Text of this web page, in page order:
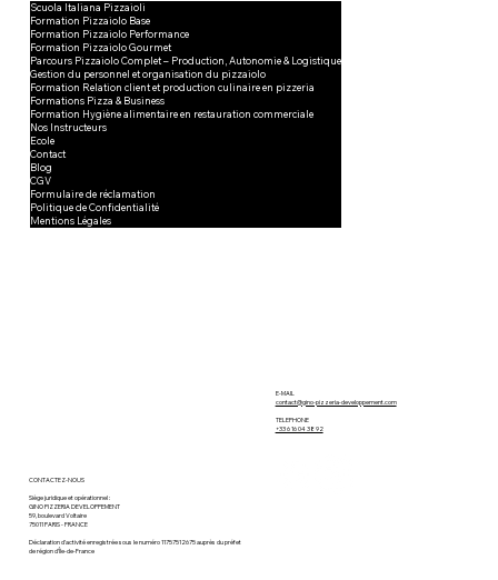
que nous pratiquons depuis
plusieurs années
CONTACTEZ-NOUS
Siège juridique et opérationnel :
GINO PIZZERIA DEVELOPPEMENT
59, boulevard Voltaire
75011 PARIS - FRANCE
Déclaration d’activité enregistrée sous le numéro 11757512675 auprès du préfet
de région d’Île‑de‑France
E-MAIL
contact@gino-pizzeria-developpement.com
TELEPHONE
+33 6 16 04 38 92
Scuola Italiana Pizzaioli
Formation Pizzaiolo Base
Formation Pizzaiolo Performance
Formation Pizzaiolo Gourmet
Parcours Pizzaiolo Complet – Production, Autonomie & Logistique
Gestion du personnel et organisation du pizzaiolo
Formation Relation client et production culinaire en pizzeria
Formations Pizza & Business
Formation Hygiène alimentaire en restauration commerciale
Nos Instructeurs
Ecole
Contact
Blog
CGV
Formulaire de réclamation
Politique de Confidentialité
Mentions Légales